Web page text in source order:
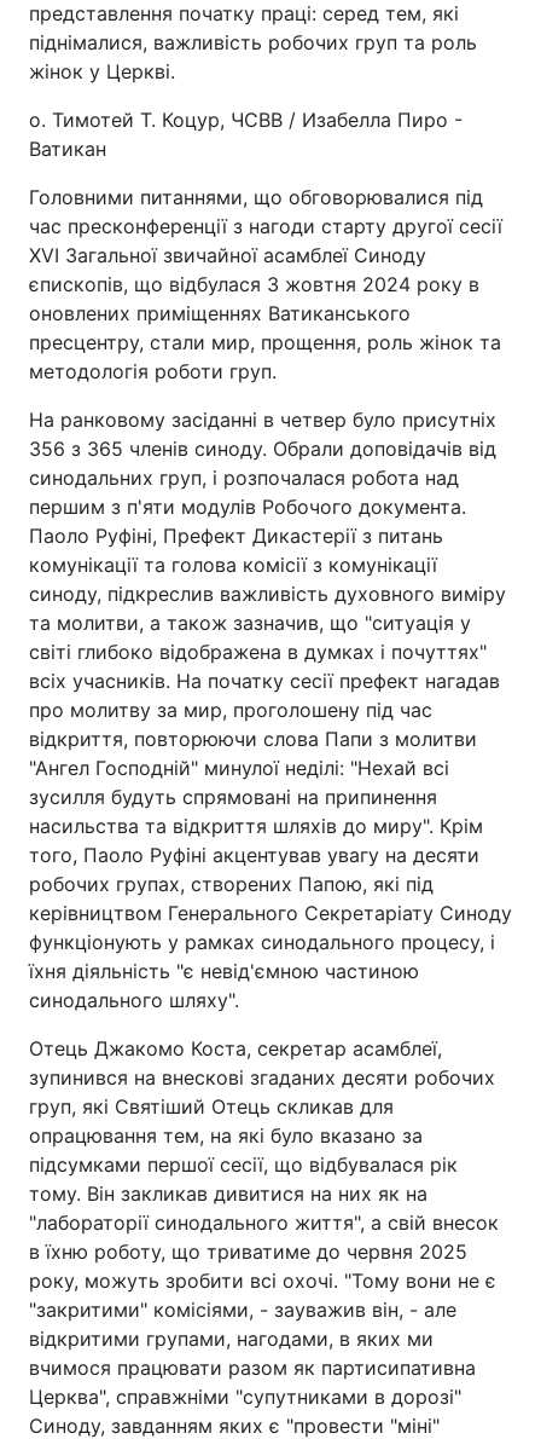
представлення початку праці: серед тем, які
піднімалися, важливість робочих груп та роль
жінок у Церкві.
о. Тимотей Т. Коцур, ЧСВВ / Изабелла Пиро -
Ватикан
Головними питаннями, що обговорювалися під
час пресконференції з нагоди старту другої сесії
XVI Загальної звичайної асамблеї Синоду
єпископів, що відбулася 3 жовтня 2024 року в
оновлених приміщеннях Ватиканського
пресцентру, стали мир, прощення, роль жінок та
методологія роботи груп.
На ранковому засіданні в четвер було присутніх
356 з 365 членів синоду. Обрали доповідачів від
синодальних груп, і розпочалася робота над
першим з п'яти модулів Робочого документа.
Паоло Руфіні, Префект Дикастерії з питань
комунікації та голова комісії з комунікації
синоду, підкреслив важливість духовного виміру
та молитви, а також зазначив, що "ситуація у
світі глибоко відображена в думках і почуттях"
всіх учасників. На початку сесії префект нагадав
про молитву за мир, проголошену під час
відкриття, повторюючи слова Папи з молитви
"Ангел Господній" минулої неділі: "Нехай всі
зусилля будуть спрямовані на припинення
насильства та відкриття шляхів до миру". Крім
того, Паоло Руфіні акцентував увагу на десяти
робочих групах, створених Папою, які під
керівництвом Генерального Секретаріату Синоду
функціонують у рамках синодального процесу, і
їхня діяльність "є невід'ємною частиною
синодального шляху".
Отець Джакомо Коста, секретар асамблеї,
зупинився на внескові згаданих десяти робочих
груп, які Святіший Отець скликав для
опрацювання тем, на які було вказано за
підсумками першої сесії, що відбувалася рік
тому. Він закликав дивитися на них як на
"лабораторії синодального життя", а свій внесок
в їхню роботу, що триватиме до червня 2025
року, можуть зробити всі охочі. "Тому вони не є
"закритими" комісіями, - зауважив він, - але
відкритими групами, нагодами, в яких ми
вчимося працювати разом як партисипативна
Церква", справжніми "супутниками в дорозі"
Синоду, завданням яких є "провести "міні"